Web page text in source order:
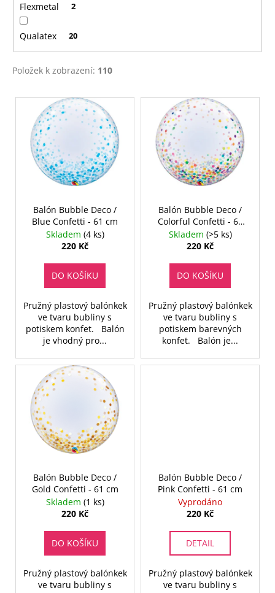
Flexmetal 2
Qualatex 20
Položek k zobrazení: 110
V
Balón Bubble Deco /
Blue Confetti - 61 cm
Skladem (4 ks)
220 Kč
DO KOŠÍKU
Pružný plastový balónkek
ve tvaru bubliny s
potiskem konfet. Balón
je vhodný pro...
Balón Bubble Deco /
Colorful Confetti - 61
cm
Skladem (>5 ks)
220 Kč
DO KOŠÍKU
Pružný plastový balónkek
ve tvaru bubliny s
potiskem barevných
konfet. Balón je...
Balón Bubble Deco /
Gold Confetti - 61 cm
Skladem (1 ks)
220 Kč
DO KOŠÍKU
Pružný plastový balónkek
ve tvaru bubliny s
Balón Bubble Deco /
Pink Confetti - 61 cm
Vyprodáno
220 Kč
DETAIL
Pružný plastový balónkek
ve tvaru bubliny s